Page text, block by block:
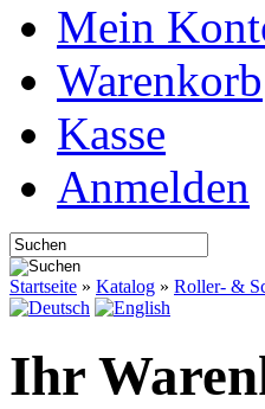
Mein
Warenkorb
Kasse
Anmelden
Startseite » Katalog » Roller- &
Ihr